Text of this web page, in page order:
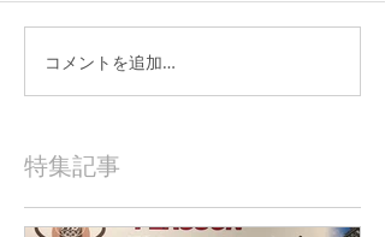
コメントを追加…
特集記事